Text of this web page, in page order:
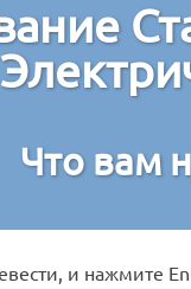
Что вам
и нажмите